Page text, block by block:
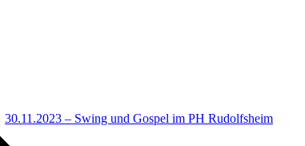
30.11.2023 – Swing und Gospel im PH Rudolfsheim